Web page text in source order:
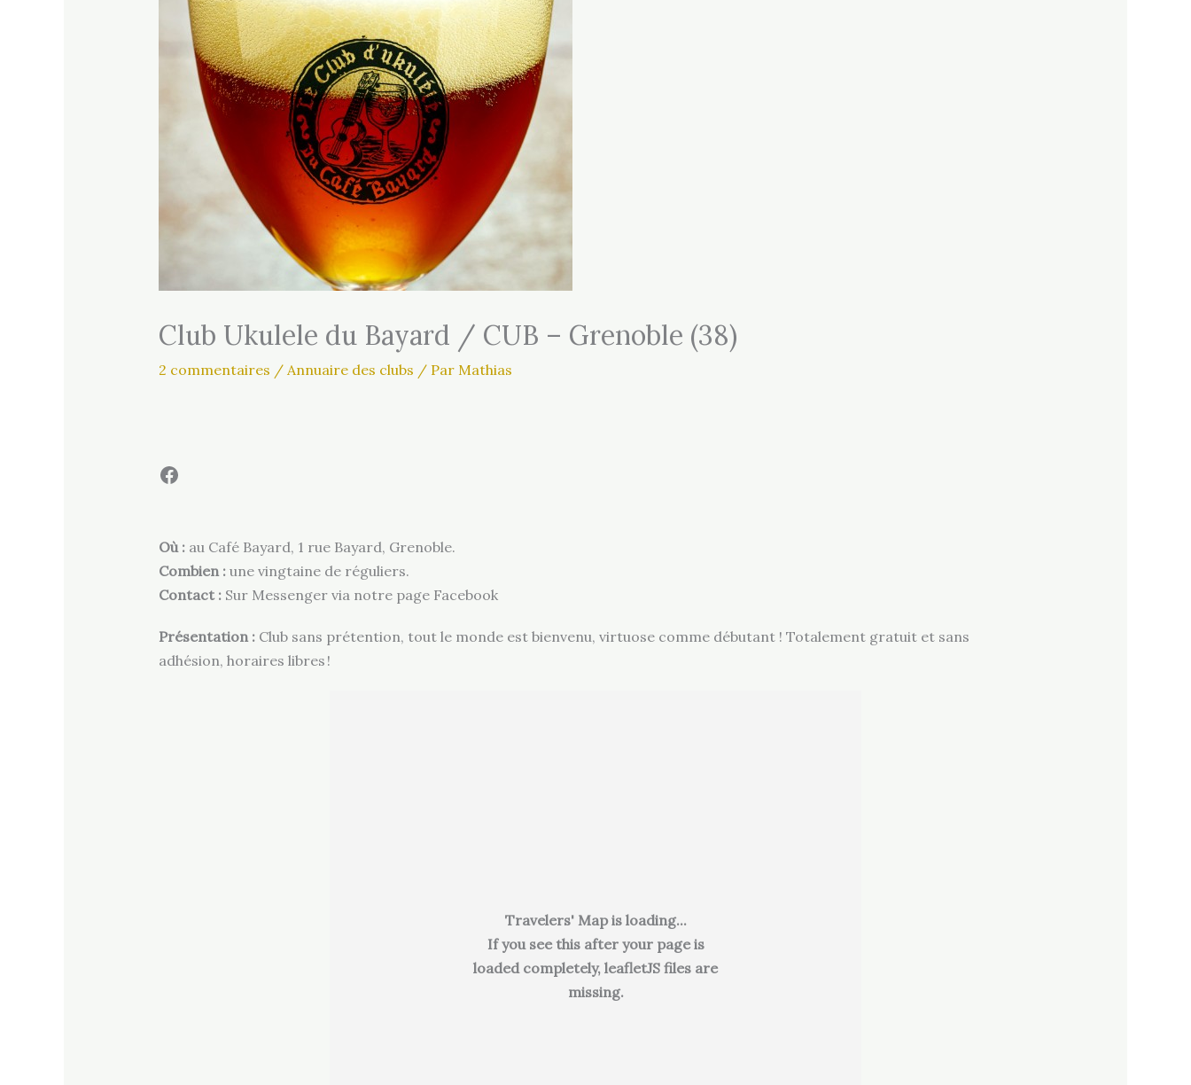
Club Ukulele du Bayard / CUB – Grenoble (38)
2 commentaires / Annuaire des clubs / Par Mathias
Facebook
Où :au Café Bayard, 1 rue Bayard, Grenoble.
Combien :une vingtaine de réguliers.
Contact :Sur Messenger via notre page Facebook
Présentation :Club sans prétention, tout le monde est bienvenu, virtuose comme débutant ! Totalement gratuit et sans
adhésion, horaires libres !
Travelers' Map is loading...
If you see this after your page is
loaded completely, leafletJS files are
missing.